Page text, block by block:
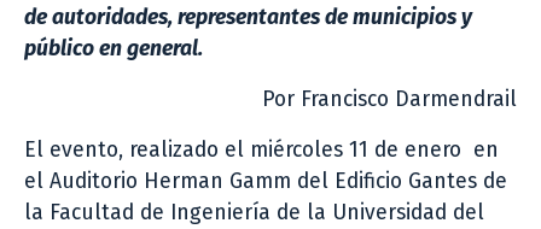
de autoridades, representantes de municipios y
público en general.
Por Francisco Darmendrail
El evento, realizado el miércoles 11 de enero en
el Auditorio Herman Gamm del Edificio Gantes de
la Facultad de Ingeniería de la Universidad del